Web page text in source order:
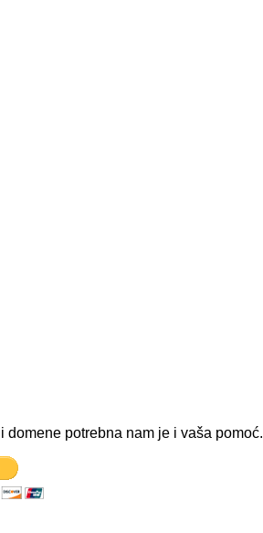
potrebna nam je i vaša pomoć.